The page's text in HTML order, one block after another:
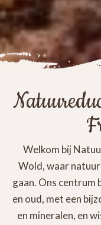
Welkom bij
Wold, waar
gaan. Ons centrum
en oud, met een
en mineralen, en